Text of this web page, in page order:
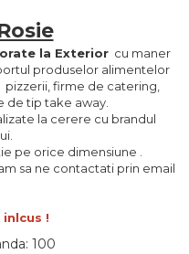
la Exteriorcu maner
produselor alimentelor
pizzerii, firme de catering,
de tip take away.
la cerere cu brandul
pe orice dimensiune .
sa ne contactati prin email
inlcus !
: 100